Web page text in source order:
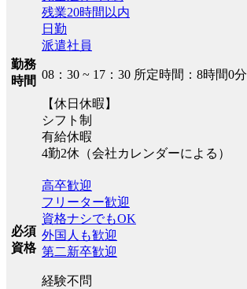
勤務
時間
残業20時間以内
日勤
派遣社員
08：30 ~ 17：30 所定時間：8時間0分
【休日休暇】
シフト制
有給休暇
4勤2休（会社カレンダーによる）
必須
資格
高卒歓迎
フリーター歓迎
資格ナシでもOK
外国人も歓迎
第二新卒歓迎
経験不問